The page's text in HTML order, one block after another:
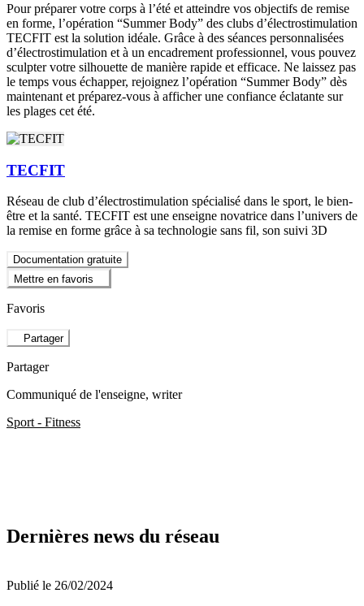
Pour préparer votre corps à l’été et atteindre vos objectifs de remise
en forme, l’opération “Summer Body” des clubs d’électrostimulation
TECFIT est la solution idéale. Grâce à des séances personnalisées
d’électrostimulation et à un encadrement professionnel, vous pouvez
sculpter votre silhouette de manière rapide et efficace. Ne laissez pas
le temps vous échapper, rejoignez l’opération “Summer Body” dès
maintenant et préparez-vous à afficher une confiance éclatante sur
les plages cet été.
TECFIT
Réseau de club d’électrostimulation spécialisé dans le sport, le bien-
être et la santé. TECFIT est une enseigne novatrice dans l’univers de
la remise en forme grâce à sa technologie sans fil, son suivi 3D
Documentation gratuite
Mettre en favoris
Favoris
Partager
Partager
Communiqué de l'enseigne, writer
Sport - Fitness
Dernières news du réseau
Publié le 26/02/2024